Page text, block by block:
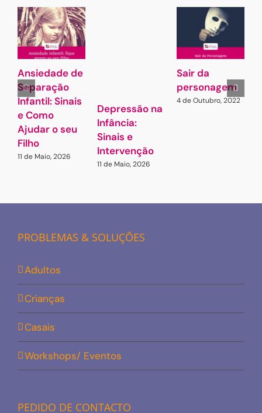
Ansiedade de
Separação
Infantil: Sinais
e Como
Ajudar o seu
Filho
11 de Maio, 2026
Depressão na
Infância:
Sinais e
Intervenção
11 de Maio, 2026
Sair da
personagem
4 de Outubro, 2022
PROBLEMAS & SOLUÇÕES
Adultos
Crianças
Casais
Workshops/ Eventos
PEDIDO DE CONTACTO